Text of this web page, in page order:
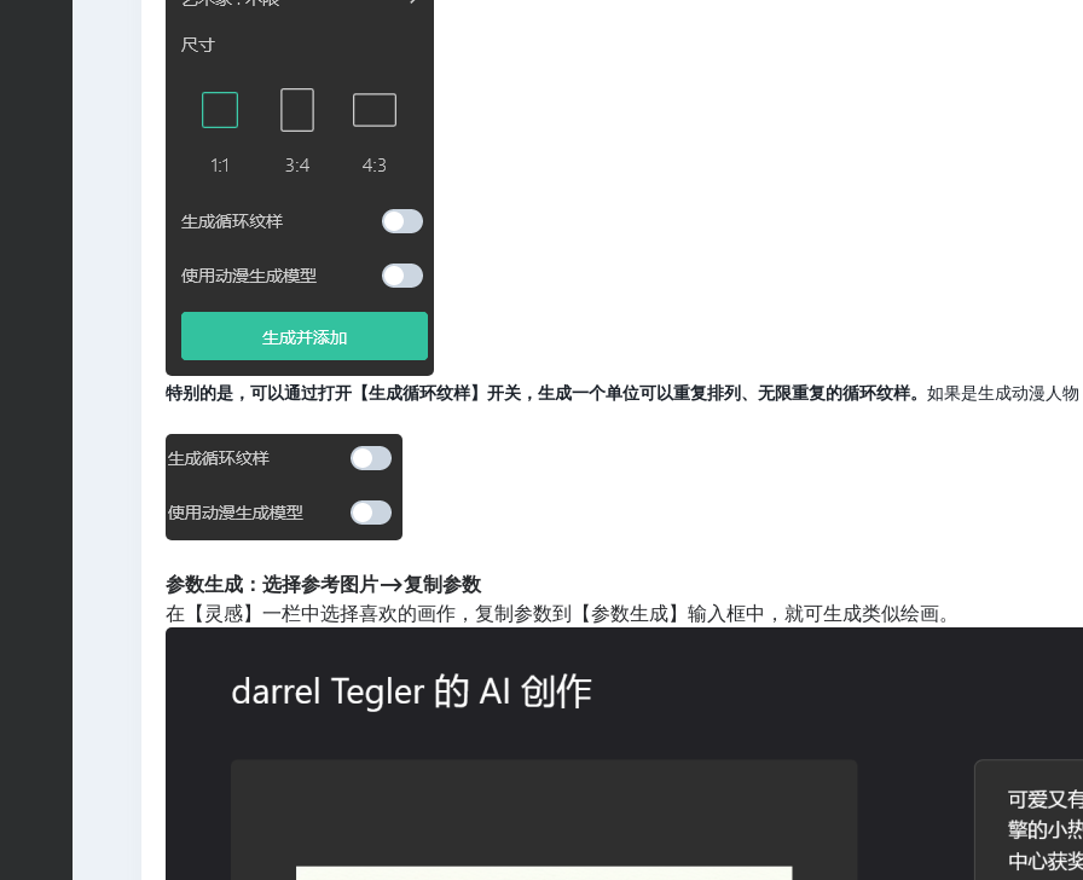
特别的是，可以通过打开【生成循环纹样】开关，生成一个单位可以重复排列、无限重复的循环纹样。 如果是生成动漫人
参数生成：选择参考图片——>复制参数
在【灵感】一栏中选择喜欢的画作，复制参数到【参数生成】输入框中，就可生成类似绘画。